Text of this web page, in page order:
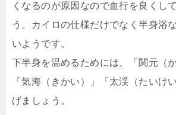
くなるのが原因なので血行を良くし
う。カイロの仕様だけでなく半身浴
いようです。
下半身を温めるためには、「関元（
「気海（きかい）」「太渓（たいけ
げましょう。